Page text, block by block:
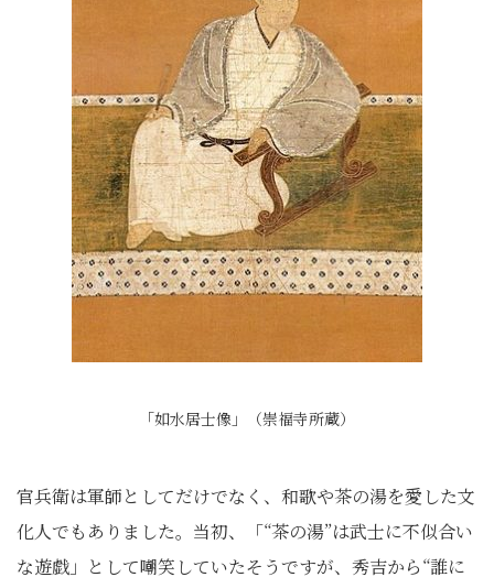
「如水居士像」（崇福寺所蔵）
官兵衛は軍師としてだけでなく、和歌や茶の湯を愛した文
化人でもありました。当初、「“茶の湯”は武士に不似合い
な遊戯」として嘲笑していたそうですが、秀吉から“誰に